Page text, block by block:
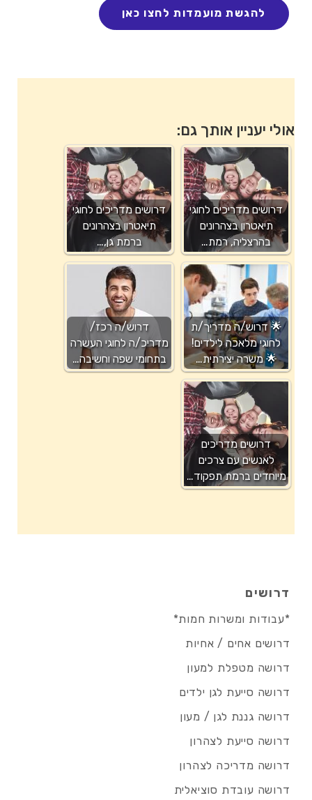
אולי יעניין אותך גם:
דרושים מדריכים לחוגי
תיאטרון בצהרונים
בהרצליה, רמת…
דרושים מדריכים לחוגי
תיאטרון בצהרונים
ברמת גן,…
🌟 דרוש/ה מדריך/ת
לחוגי מלאכה לילדים!
🌟 משרה יצירתית…
דרוש/ה רכז/
מדריכ/ה לחוגי העשרה
בתחומי שפה וחשיבה…
דרושים מדריכים
לאנשים עם צרכים
מיוחדים ברמת תפקוד…
דרושים
*עבודות ומשרות חמות*
דרושים אחים / אחיות
דרושה מטפלת למעון
דרושה סייעת לגן ילדים
דרושה גננת לגן / מעון
דרושה סייעת לצהרון
דרושה מדריכה לצהרון
דרושה עובדת סוציאלית